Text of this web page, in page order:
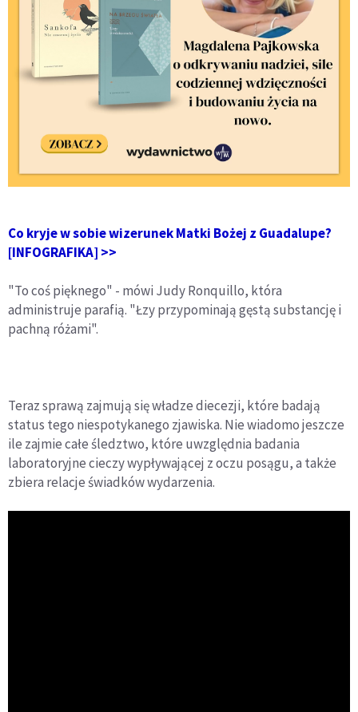
Co kryje w sobie wizerunek Matki Bożej z Guadalupe?
[INFOGRAFIKA] >>
"To coś pięknego" - mówi Judy Ronquillo, która
administruje parafią. "Łzy przypominają gęstą substancję i
pachną różami".
Teraz sprawą zajmują się władze diecezji, które badają
status tego niespotykanego zjawiska. Nie wiadomo jeszcze
ile zajmie całe śledztwo, które uwzględnia badania
laboratoryjne cieczy wypływającej z oczu posągu, a także
zbiera relacje świadków wydarzenia.